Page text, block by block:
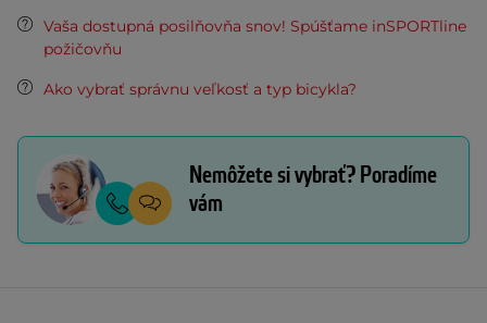
Vaša dostupná posilňovňa snov! Spúšťame inSPORTline
požičovňu
Ako vybrať správnu veľkosť a typ bicykla?
Nemôžete si vybrať? Poradíme
vám